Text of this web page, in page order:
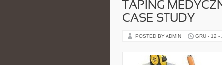
TAPING
CASE STUDY
POSTED BY ADMIN GRU - 12 -